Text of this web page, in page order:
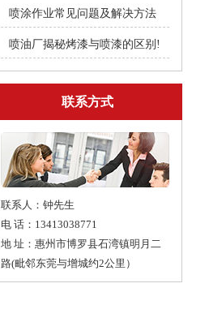
喷涂作业常见问题及解决方法
喷油厂揭秘烤漆与喷漆的区别!
联系方式
联系人：钟先生
电 话：13413038771
地 址：惠州市博罗县石湾镇明月二
路(毗邻东莞与增城约2公里）